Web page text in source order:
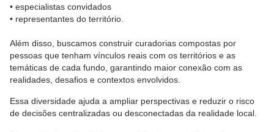
• especialistas convidados
• representantes do território.
Além disso, buscamos construir curadorias compostas por
pessoas que tenham vínculos reais com os territórios e as
temáticas de cada fundo, garantindo maior conexão com as
realidades, desafios e contextos envolvidos.
Essa diversidade ajuda a ampliar perspectivas e reduzir o risco
de decisões centralizadas ou desconectadas da realidade local.